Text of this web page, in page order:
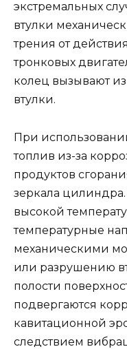
экстремальных
втулки
трения от
тронковых
колец вызывают
втулки.
При
топлив из-за
продуктов
зеркала цилиндра.
высокой
температурные
механическими
или разрушению
полости
подвергаются
кавитационной
следствием